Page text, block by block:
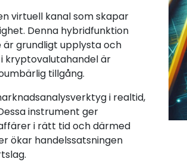
virtuell kanal som skapar
Denna hybridfunktion
grundligt upplysta och
kryptovalutahandel är
tillgång.
i realtid,
instrument ger
i rätt tid och därmed
ökar handelssatsningen